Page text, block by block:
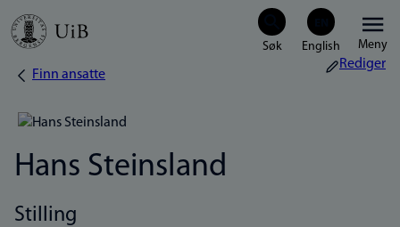
Hopp
Meny
Navigasjonssti
Finn ansatte
Rediger
Hans Steinsland
Stilling